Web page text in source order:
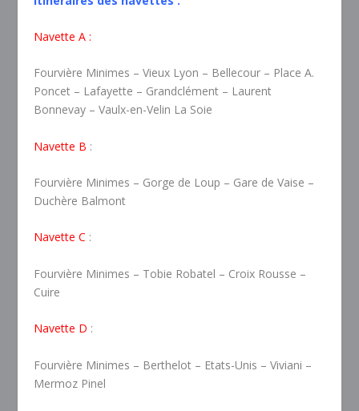
Navette A :
Fourvière Minimes – Vieux Lyon – Bellecour – Place A.
Poncet – Lafayette – Grandclément – Laurent
Bonnevay – Vaulx-en-Velin La Soie
Navette B :
Fourvière Minimes – Gorge de Loup – Gare de Vaise –
Duchère Balmont
Navette C :
Fourvière Minimes – Tobie Robatel – Croix Rousse –
Cuire
Navette D :
Fourvière Minimes – Berthelot – Etats-Unis – Viviani –
Mermoz Pinel